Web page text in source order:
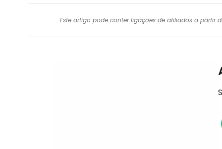
Este artigo pode conter ligações de afiliados a partir